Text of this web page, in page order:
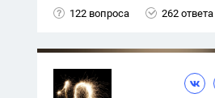
122 вопроса 262 ответа